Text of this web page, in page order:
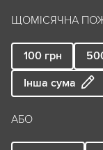
ЩОМІСЯЧНА
100 грн
Інша сума
АБО